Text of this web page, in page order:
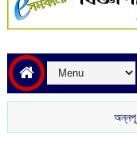
অন্নপূর্ণা